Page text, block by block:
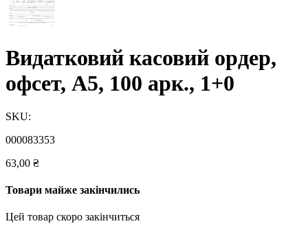
Видатковий касовий ордер,
офсет, А5, 100 арк., 1+0
SKU:
000083353
63,00 ₴
Товари майже закінчились
Цей товар скоро закінчиться